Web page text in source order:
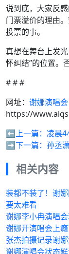
说到底，大家反
门票溢价的理由
投票的事。
真想在舞台上发
怀纠结”的位置。
# # #
网址： 谢娜演唱
https://
⬅️上一篇： 凌晨
➡️下一篇： 孙丞
相关内容
装都不装了！谢
要太难看
谢娜李小冉演唱
谢娜开演唱会上
张杰拍摄记录谢
谢娜演唱会状态